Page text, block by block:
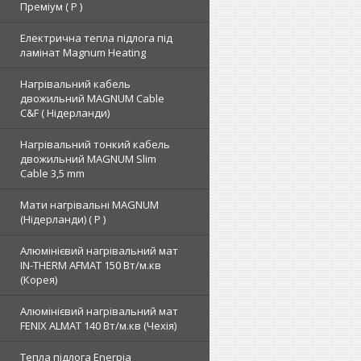
Преміум ( Р )
Електрична тепла підлога під
ламінат Magnum Heating
Нагрівальний кабель
двожильний MAGNUM Cable
C&F ( Нідерланди)
Нагрівальний тонкий кабель
двожильний MAGNUM Slim
Cable 3,5 mm
Мати нагрівальні MAGNUM
(Нідерланди) ( Р )
Алюмінієвий нагрівальний мат
IN-THERM AFMAT 150 Вт/м.кв
(Корея)
Алюмінієвий нагрівальний мат
FENIX ALMAT 140 Вт/м.кв (Чехія)
Тепла підлога Enerpia